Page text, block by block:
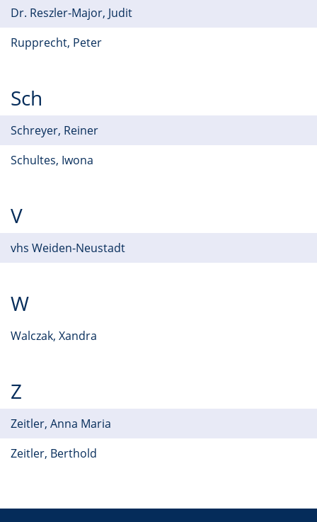
Dr. Reszler-Major, Judit
Rupprecht, Peter
Sch
Schreyer, Reiner
Schultes, Iwona
V
vhs Weiden-Neustadt
W
Walczak, Xandra
Z
Zeitler, Anna Maria
Zeitler, Berthold